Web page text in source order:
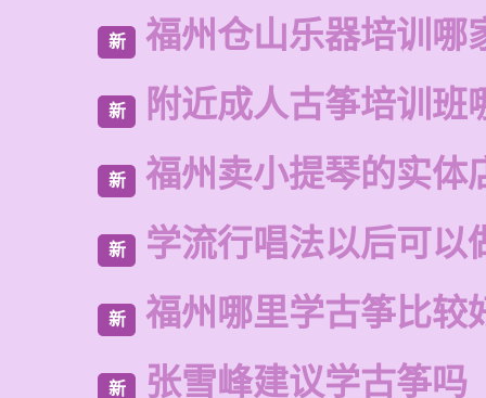
新 福州仓山乐器培训哪
新 附近成人古筝培训班
新 福州卖小提琴的实体
新 学流行唱法以后可以
新 福州哪里学古筝比较
新 张雪峰建议学古筝吗